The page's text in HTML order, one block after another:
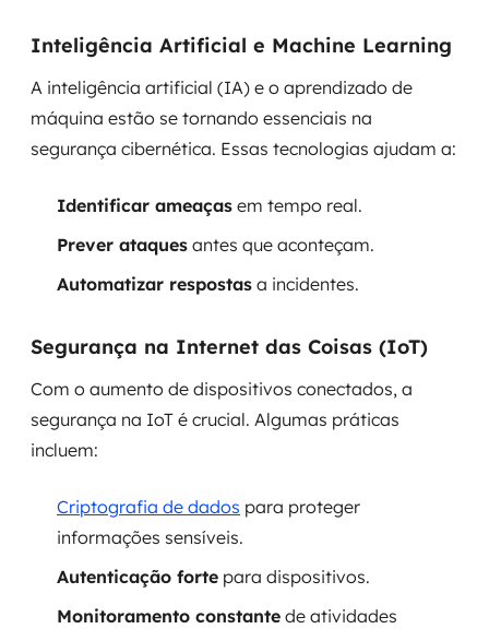
Inteligência Artificial e Machine Learning
A inteligência artificial (IA) e o aprendizado de
máquina estão se tornando essenciais na
segurança cibernética. Essas tecnologias ajudam a:
Identificar ameaças em tempo real.
Prever ataques antes que aconteçam.
Automatizar respostas a incidentes.
Segurança na Internet das Coisas (IoT)
Com o aumento de dispositivos conectados, a
segurança na IoT é crucial. Algumas práticas
incluem:
Criptografia de dados para proteger
informações sensíveis.
Autenticação forte para dispositivos.
Monitoramento constante de atividades